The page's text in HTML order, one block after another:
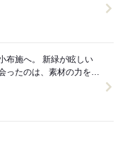
緑が眩しい
ったのは、素材の力を信